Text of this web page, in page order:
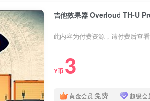
吉他效果器 Overloud TH-U
此内容为付费资源，请付费后查看
Y币 3
黄金会员 免费 超级会